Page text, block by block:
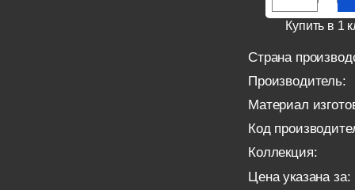
Купить в 1
Страна
Производитель:
Материал
Код
Коллекция:
Цена указана за: